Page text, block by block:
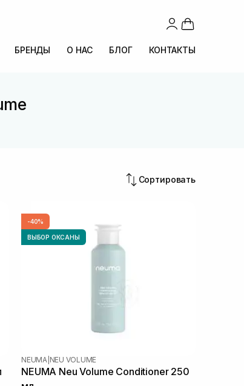
БРЕНДЫ О НАС БЛОГ КОНТАКТЫ
Сортировать
-40%
ВЫБОР ОКСАНЫ
NEUMA NEU VOLUME
NEUMA Neu Volume Conditioner 250